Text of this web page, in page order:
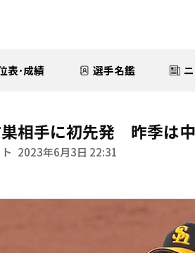
表･成績 選手名鑑
相手に初先発 昨季は
2023年6月3日 22:31